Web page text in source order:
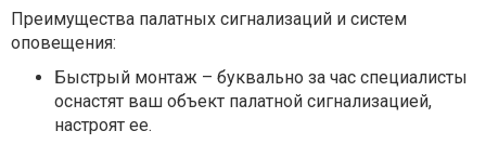
Преимущества палатных сигнализаций и систем
оповещения:
Быстрый монтаж – буквально за час специалисты
оснастят ваш объект палатной сигнализацией,
настроят ее.